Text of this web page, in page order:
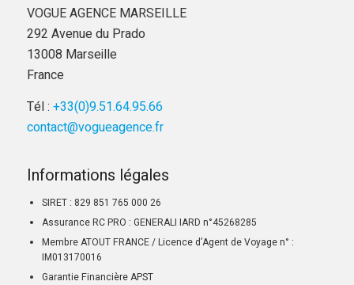
VOGUE AGENCE MARSEILLE
292 Avenue du Prado
13008 Marseille
France
Tél : +33(0)9.51.64.95.66
contact@vogueagence.fr
Informations légales
SIRET : 829 851 765 000 26
Assurance RC PRO : GENERALI IARD n°45268285
Membre ATOUT FRANCE / Licence d’Agent de Voyage n° :
IM013170016
Garantie Financière APST